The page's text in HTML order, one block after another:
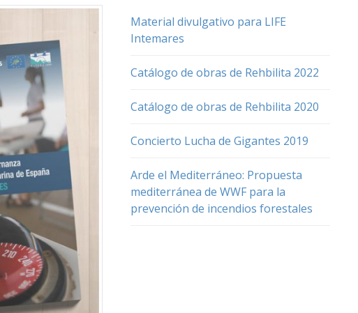
Material divulgativo para LIFE
Intemares
Catálogo de obras de Rehbilita 2022
Catálogo de obras de Rehbilita 2020
Concierto Lucha de Gigantes 2019
Arde el Mediterráneo: Propuesta
mediterránea de WWF para la
prevención de incendios forestales